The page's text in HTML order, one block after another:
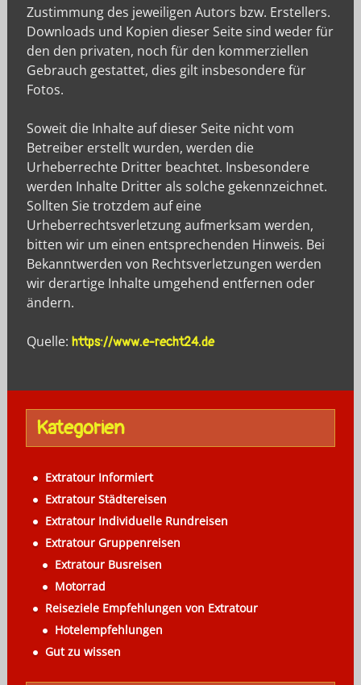
Zustimmung des jeweiligen Autors bzw. Erstellers.
Downloads und Kopien dieser Seite sind weder für
den den privaten, noch für den kommerziellen
Gebrauch gestattet, dies gilt insbesondere für
Fotos.
Soweit die Inhalte auf dieser Seite nicht vom
Betreiber erstellt wurden, werden die
Urheberrechte Dritter beachtet. Insbesondere
werden Inhalte Dritter als solche gekennzeichnet.
Sollten Sie trotzdem auf eine
Urheberrechtsverletzung aufmerksam werden,
bitten wir um einen entsprechenden Hinweis. Bei
Bekanntwerden von Rechtsverletzungen werden
wir derartige Inhalte umgehend entfernen oder
ändern.
Quelle: https://www.e-recht24.de
Kategorien
Extratour Informiert
Extratour Städtereisen
Extratour Individuelle Rundreisen
Extratour Gruppenreisen
Extratour Busreisen
Motorrad
Reiseziele Empfehlungen von Extratour
Hotelempfehlungen
Gut zu wissen